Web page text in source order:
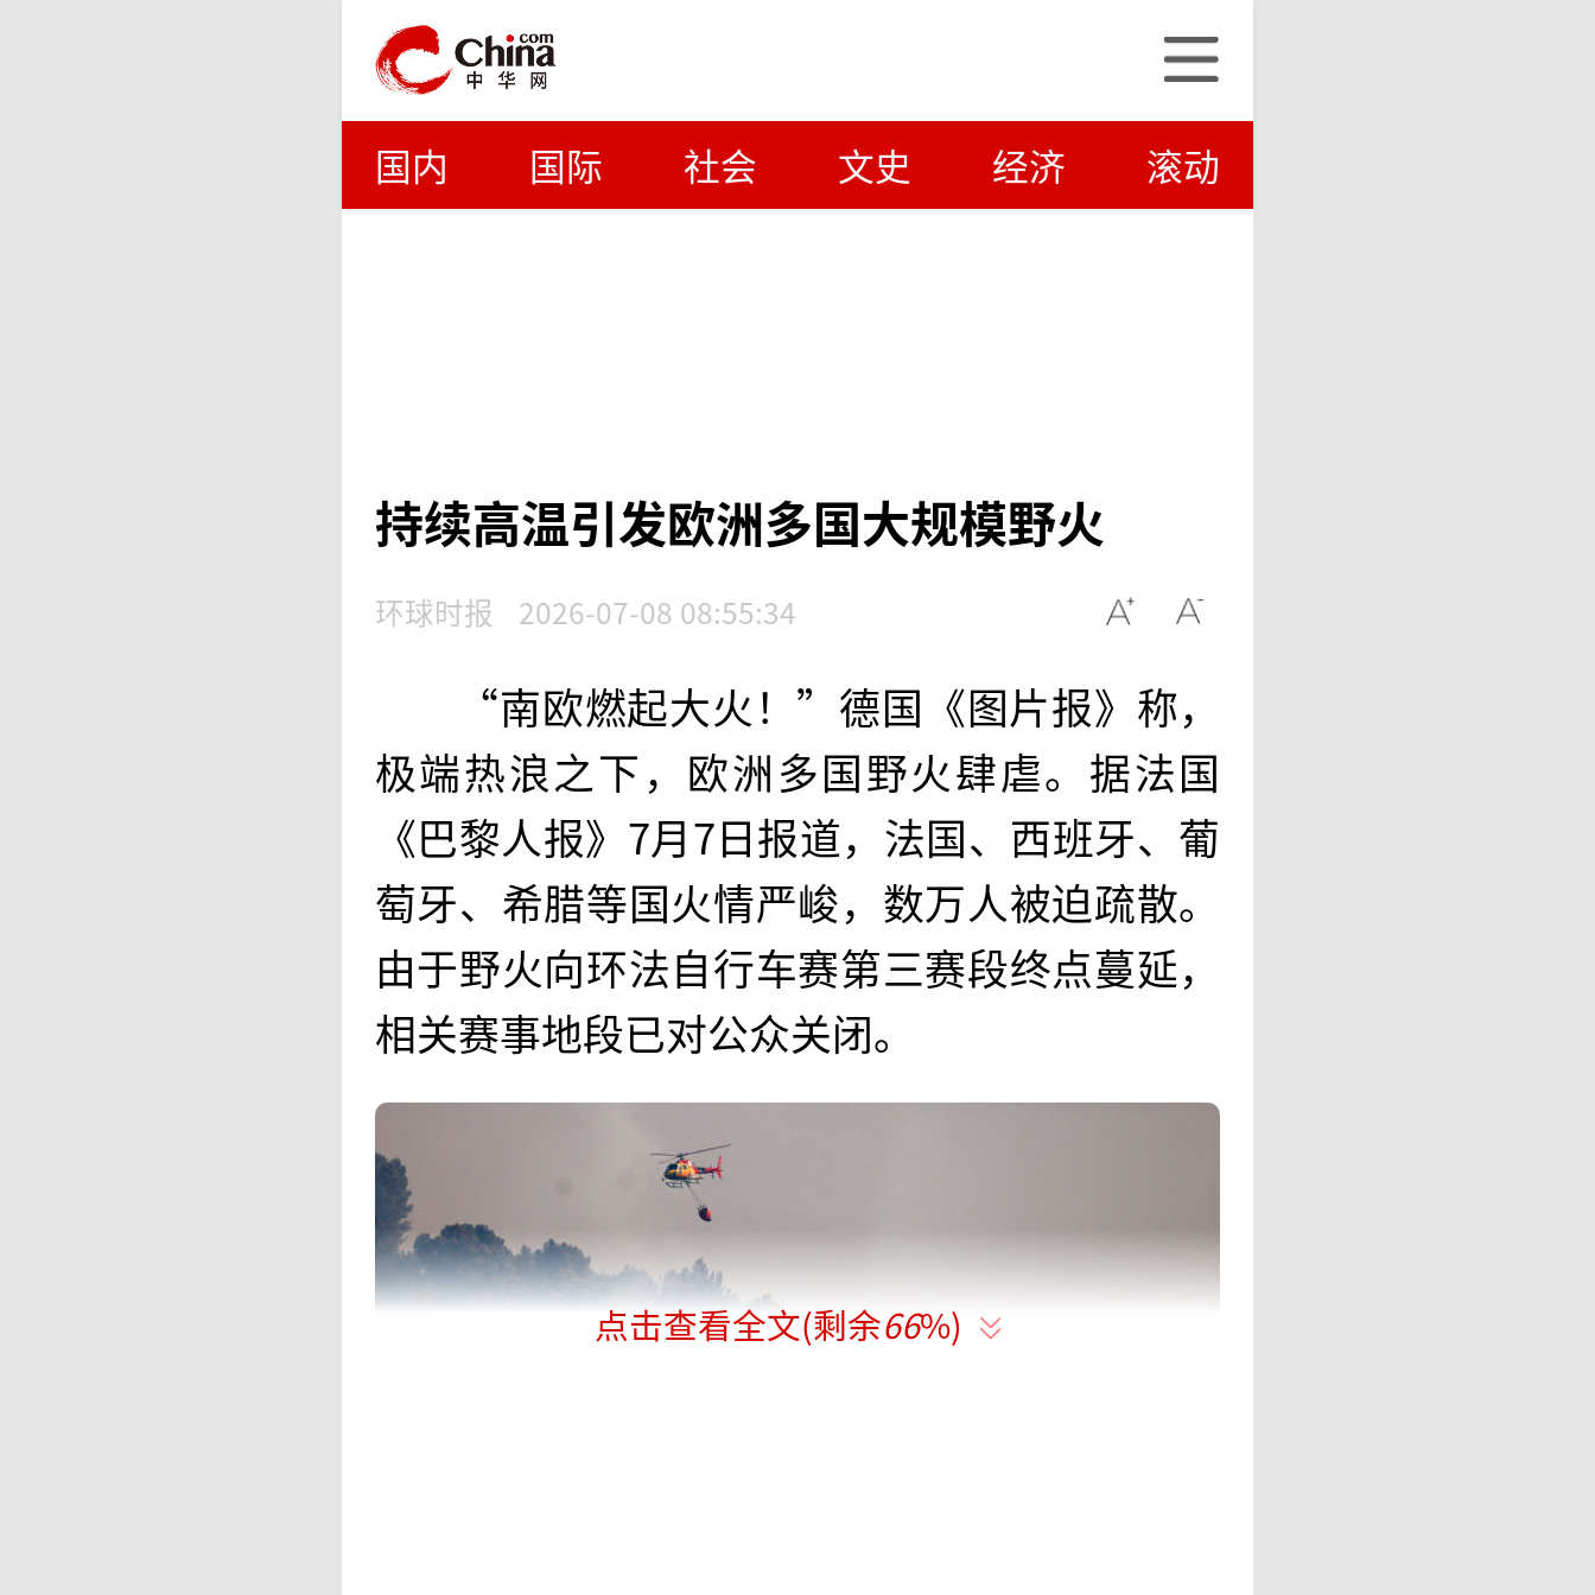
国内 国际 社会 文史 经济 滚动
持续高温引发欧洲多国大规模野火
环球时报 2026-07-08 08:55:34
“南欧燃起大火！”德国《图片报》称，
极端热浪之下，欧洲多国野火肆虐。据法国
《巴黎人报》7月7日报道，法国、西班牙、葡
萄牙、希腊等国火情严峻，数万人被迫疏散。
由于野火向环法自行车赛第三赛段终点蔓延，
相关赛事地段已对公众关闭。
点击查看全文(剩余66%)